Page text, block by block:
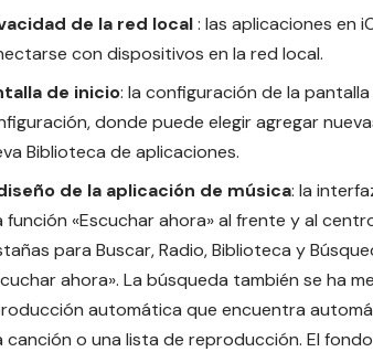
de la red local: las aplicaciones en
con dispositivos en la red local.
de inicio: la configuración de la
donde puede elegir agregar
Biblioteca de aplicaciones.
de la aplicación de música: la
función «Escuchar ahora» al frente y al
para Buscar, Radio, Biblioteca y
ahora». La búsqueda también se ha
automática que encuentra
canción o una lista de reproducción. El